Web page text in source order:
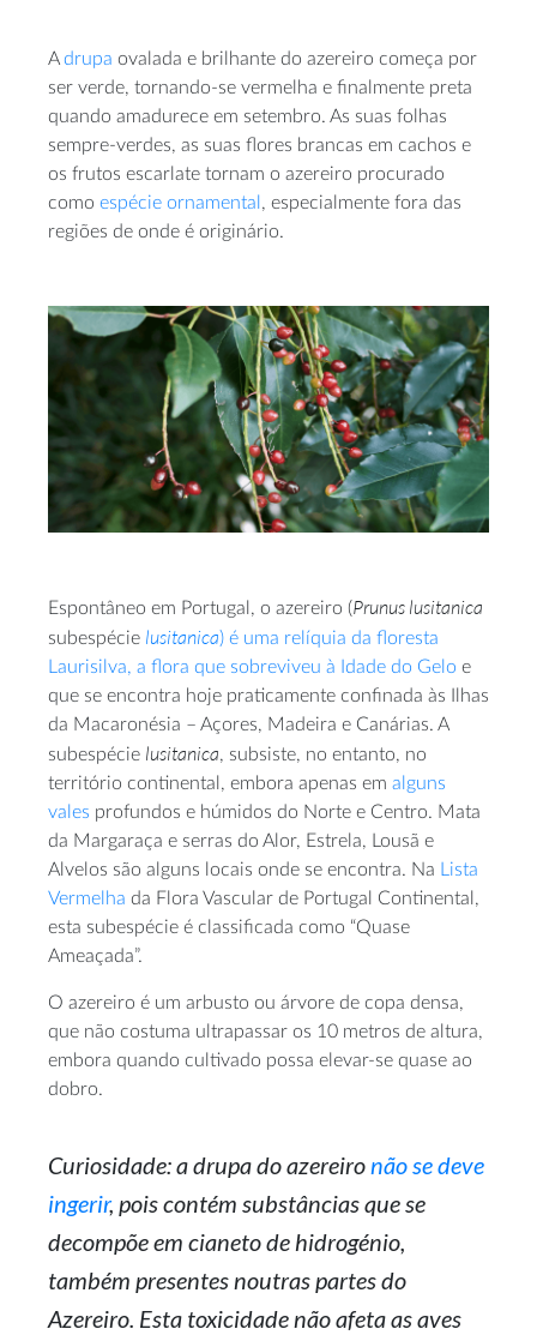
Adrupa ovalada e brilhante do azereiro começa por
ser verde, tornando-se vermelha e finalmente preta
quando amadurece em setembro. As suas folhas
sempre-verdes, as suas flores brancas em cachos e
os frutos escarlate tornam o azereiro procurado
como espécie ornamental , especialmente fora das
regiões de onde é originário.
Espontâneo em Portugal, o azereiro (Prunus lusitanica
subespécie lusitanica) é uma relíquia da floresta
Laurisilva, a flora que sobreviveu à Idade do Gelo e
que se encontra hoje praticamente confinada às Ilhas
da Macaronésia – Açores, Madeira e Canárias. A
subespécie lusitanica, subsiste, no entanto, no
território continental, embora apenas em alguns
vales profundos e húmidos do Norte e Centro. Mata
da Margaraça e serras do Alor, Estrela, Lousã e
Alvelos são alguns locais onde se encontra. Na Lista
Vermelha da Flora Vascular de Portugal Continental,
esta subespécie é classificada como “Quase
Ameaçada”.
O azereiro é um arbusto ou árvore de copa densa,
que não costuma ultrapassar os 10 metros de altura,
embora quando cultivado possa elevar-se quase ao
dobro.
Curiosidade: a drupa do azereironão se deve
ingerir, pois contém substâncias que se
decompõe em cianeto de hidrogénio,
também presentes noutras partes do
Azereiro. Esta toxicidade não afeta as aves